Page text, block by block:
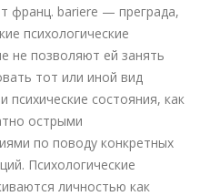
франц. bariere — преграда,
психологические
не позволяют ей занять
тот или иной вид
состояния, как
острыми
по поводу конкретных
Психологические
личностью как